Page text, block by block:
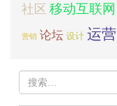
社区 移动互联网
营销 论坛 设计 运营